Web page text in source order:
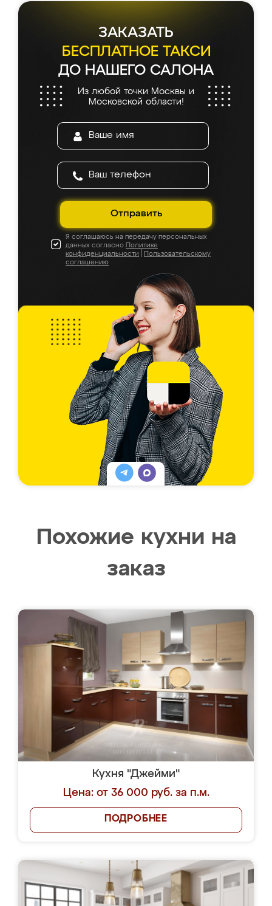
ЗАКАЗАТЬ
БЕСПЛАТНОЕ ТАКСИ
ДО НАШЕГО САЛОНА
Из любой точки Москвы и
Московской области!
Отправить
Я соглашаюсь на передачу персональных
данных согласно Политике
конфиденциальности
Пользовательскому
соглашению
Похожие кухни на
заказ
Кухня "Джейми"
Цена: от 36 000 руб. за п.м.
ПОДРОБНЕЕ